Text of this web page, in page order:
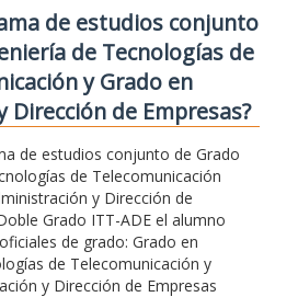
de estudios conjunto
de Tecnologías de
y Grado en
de Empresas?
de estudios conjunto de Grado
de Telecomunicación
y Dirección de
Grado ITT-ADE el alumno
de grado: Grado en
de Telecomunicación y
y Dirección de Empresas